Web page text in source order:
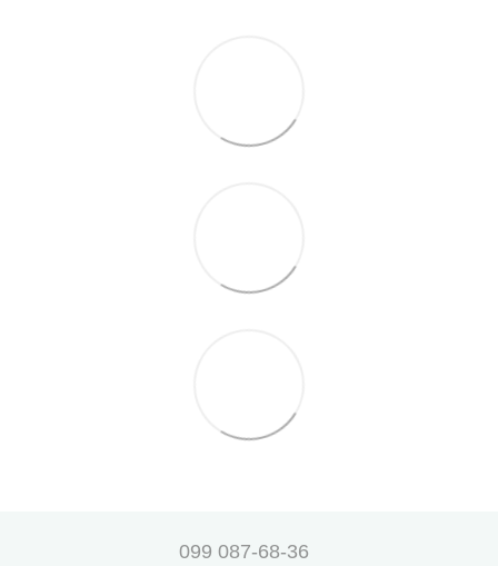
099 087-68-36